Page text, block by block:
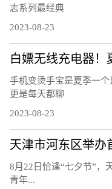
志系列最经典
2023-08-23
手机变烫手宝是夏季一
更是每天都聊
2023-08-23
天津市河东区举办
8月22日恰逢“七夕节”，
青年...